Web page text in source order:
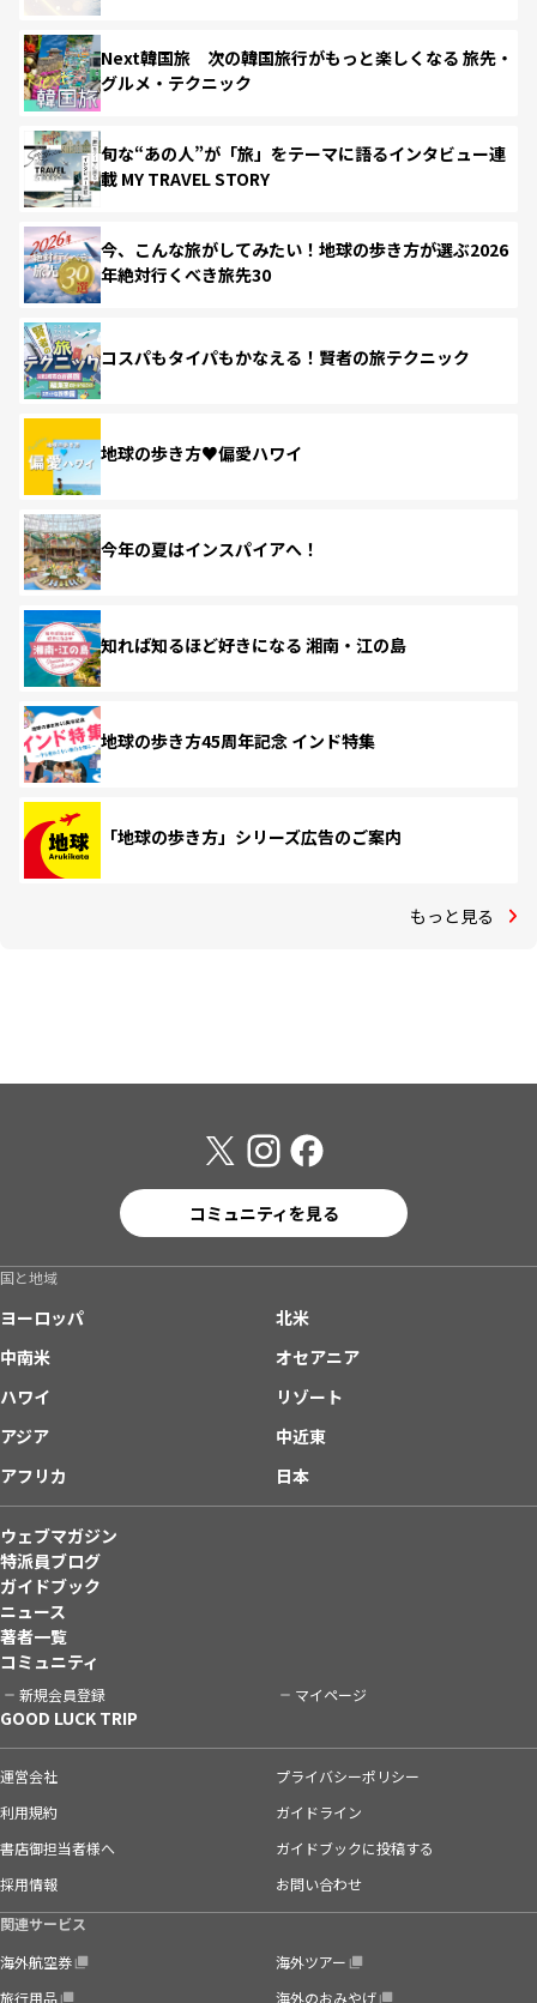
Next韓国旅 次の韓国旅行がもっと楽しくなる 旅先・
グルメ・テクニック
旬な“あの人”が「旅」をテーマに語るインタビュー連
載 MY TRAVEL STORY
今、こんな旅がしてみたい！地球の歩き方が選ぶ2026
年絶対行くべき旅先30
コスパもタイパもかなえる！賢者の旅テクニック
地球の歩き方♥偏愛ハワイ
今年の夏はインスパイアへ！
知れば知るほど好きになる 湘南・江の島
地球の歩き方45周年記念 インド特集
「地球の歩き方」シリーズ広告のご案内
もっと見る
コミュニティを見る
国と地域
ヨーロッパ
北米
中南米
オセアニア
ハワイ
リゾート
アジア
中近東
アフリカ
日本
ウェブマガジン
特派員ブログ
ガイドブック
ニュース
著者一覧
コミュニティ
新規会員登録 マイページ
GOOD LUCK TRIP
運営会社
プライバシーポリシー
利用規約
ガイドライン
書店御担当者様へ
ガイドブックに投稿する
採用情報
お問い合わせ
関連サービス
海外航空券
海外ツアー
旅行用品
海外のおみやげ